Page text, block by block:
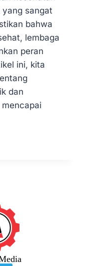
yang sangat
bahwa
lembaga
peran
ini, kita
dan